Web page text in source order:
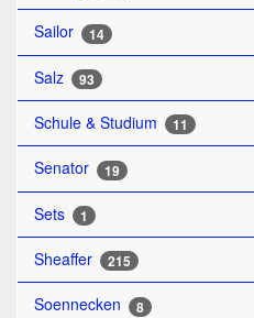
Sailor 14
Salz 93
Schule & Studium 11
Senator 19
Sets 1
Sheaffer 215
Soennecken 8